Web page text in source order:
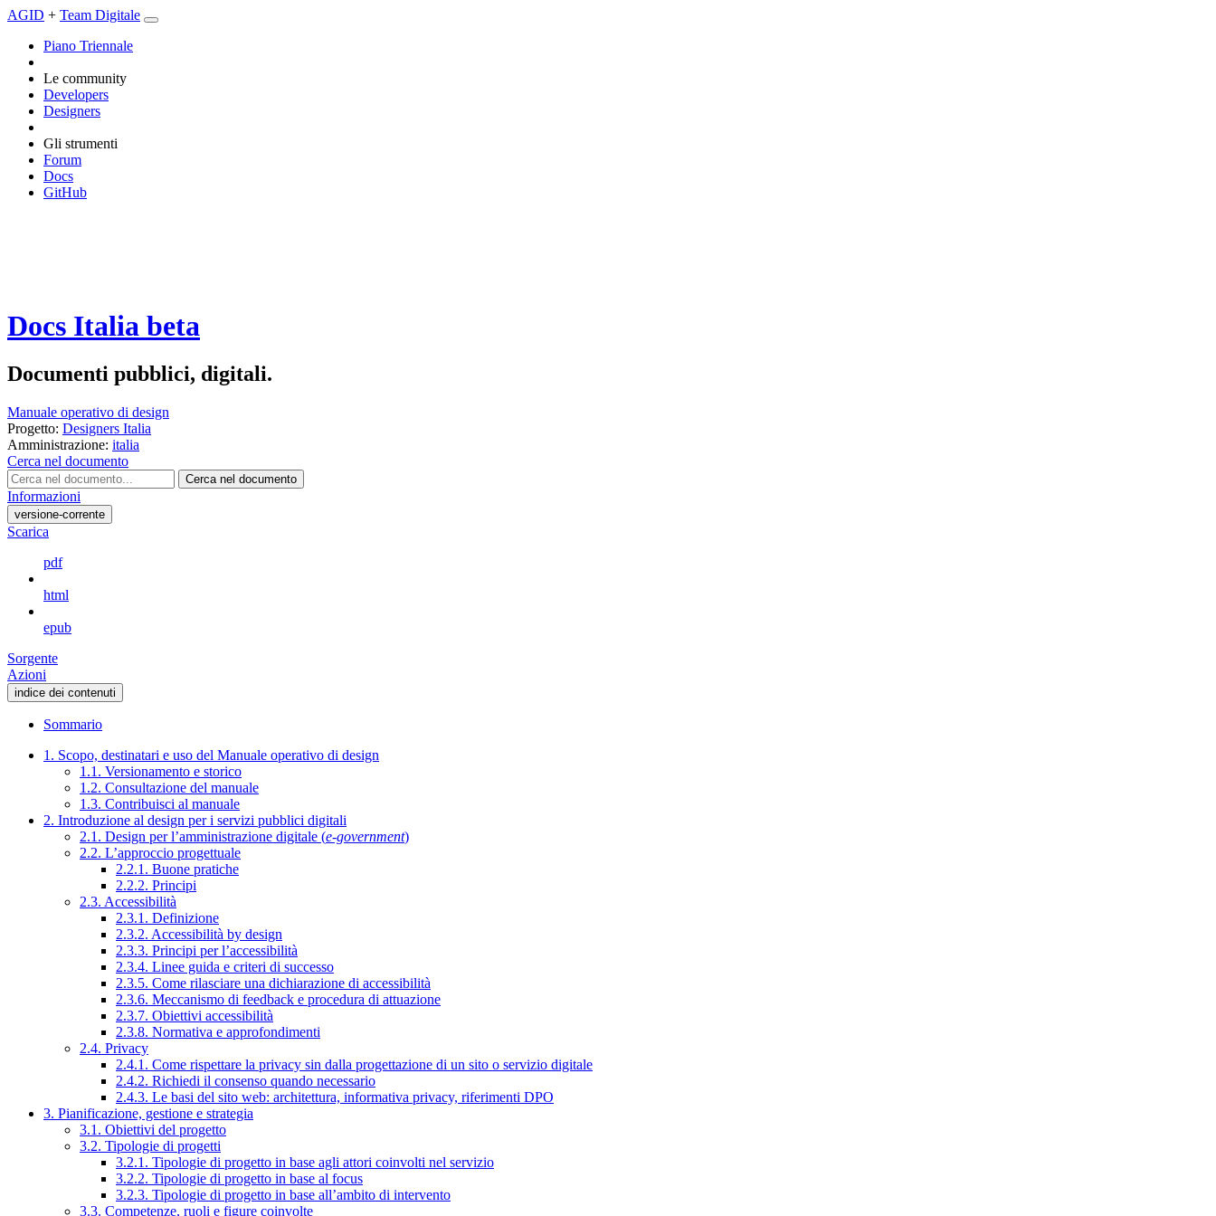
AGID + Team Digitale
Piano Triennale
Le community
Developers
Designers
Gli strumenti
Forum
Docs
GitHub
Docs Italia beta
Documenti pubblici, digitali.
Manuale operativo di design
Progetto: Designers Italia
Amministrazione: italia
Cerca nel documento
Cerca nel documento
Informazioni
versione-corrente
Scarica
pdf
html
epub
Sorgente
Azioni
indice dei contenuti
Sommario
1. Scopo, destinatari e uso del Manuale operativo di design
1.1. Versionamento e storico
1.2. Consultazione del manuale
1.3. Contribuisci al manuale
2. Introduzione al design per i servizi pubblici digitali
2.1. Design per l’amministrazione digitale (e-government)
2.2. L’approccio progettuale
2.2.1. Buone pratiche
2.2.2. Principi
2.3. Accessibilità
2.3.1. Definizione
2.3.2. Accessibilità by design
2.3.3. Principi per l’accessibilità
2.3.4. Linee guida e criteri di successo
2.3.5. Come rilasciare una dichiarazione di accessibilità
2.3.6. Meccanismo di feedback e procedura di attuazione
2.3.7. Obiettivi accessibilità
2.3.8. Normativa e approfondimenti
2.4. Privacy
2.4.1. Come rispettare la privacy sin dalla progettazione di un sito o servizio digitale
2.4.2. Richiedi il consenso quando necessario
2.4.3. Le basi del sito web: architettura, informativa privacy, riferimenti DPO
3. Pianificazione, gestione e strategia
3.1. Obiettivi del progetto
3.2. Tipologie di progetti
3.2.1. Tipologie di progetto in base agli attori coinvolti nel servizio
3.2.2. Tipologie di progetto in base al focus
3.2.3. Tipologie di progetto in base all’ambito di intervento
3.3. Competenze, ruoli e figure coinvolte